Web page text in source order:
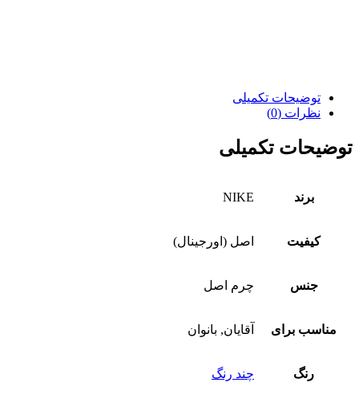
توضیحات تکمیلی
نظرات (0)
توضیحات تکمیلی
برند NIKE
کیفیت اصل (اورجینال)
جنس چرم اصل
مناسب برای آقایان, بانوان
رنگ چند رنگ